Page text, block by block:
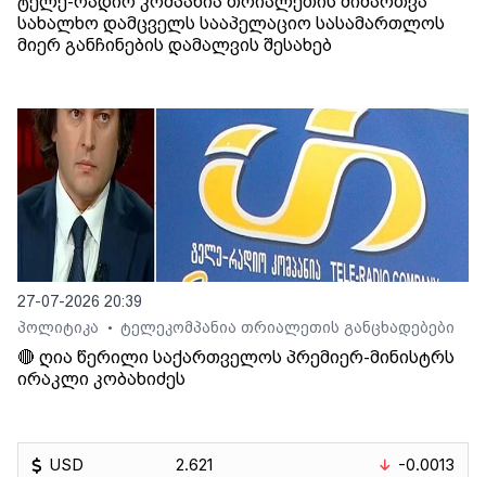
სახალხო დამცველს სააპელაციო სასამართლოს
მიერ განჩინების დამალვის შესახებ
27-07-2026 20:39
პოლიტიკა
• ტელეკომპანია თრიალეთის განცხადებები
🔴 ღია წერილი საქართველოს პრემიერ-მინისტრს
ირაკლი კობახიძეს
USD
2.621
-0.0013